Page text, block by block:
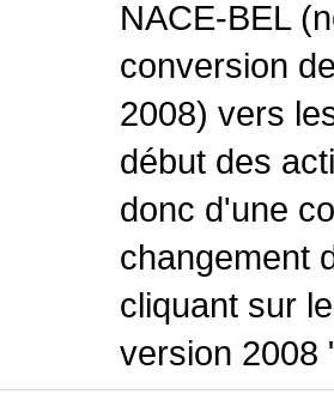
NACE-BEL
conversion
2008) vers
début des
donc d'une
changement
cliquant sur
version 2008